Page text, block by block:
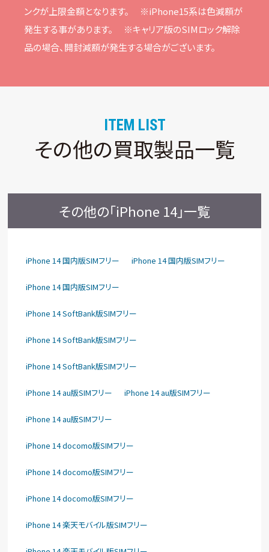
ンクが上限⾦額となります。
※iPhone15系は⾊減額が
発⽣する事があります。
※キャリア版のSIMロック解除
品の場合、開封減額が発⽣する場合がございます。
ITEM LIST
その他の買取製品一覧
その他の「iPhone 14」一覧
iPhone 14 国内版SIMフリー iPhone 14 国内版SIMフリー
iPhone 14 国内版SIMフリー
iPhone 14 SoftBank版SIMフリー
iPhone 14 SoftBank版SIMフリー
iPhone 14 SoftBank版SIMフリー
iPhone 14 au版SIMフリー iPhone 14 au版SIMフリー
iPhone 14 au版SIMフリー
iPhone 14 docomo版SIMフリー
iPhone 14 docomo版SIMフリー
iPhone 14 docomo版SIMフリー
iPhone 14 楽天モバイル版SIMフリー